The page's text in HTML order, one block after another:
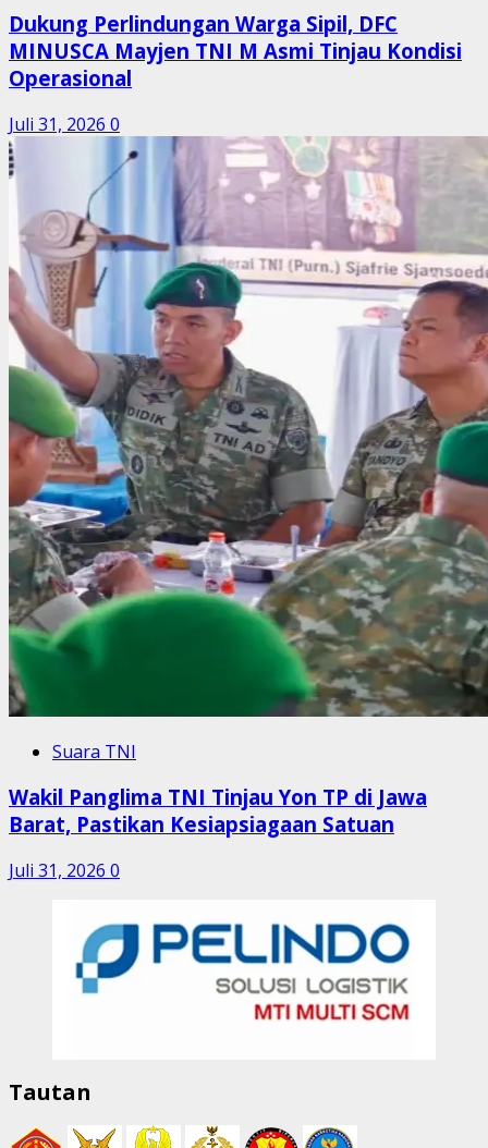
Dukung Perlindungan Warga Sipil, DFC
MINUSCA Mayjen TNI M Asmi Tinjau Kondisi
Operasional
Juli 31, 2026 0
Suara TNI
Wakil Panglima TNI Tinjau Yon TP di Jawa
Barat, Pastikan Kesiapsiagaan Satuan
Juli 31, 2026 0
Tautan